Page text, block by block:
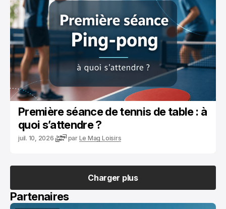
TENNIS DE TABLE
Première séance de tennis de table : à
quoi s’attendre ?
juil. 10, 2026 par Le Mag Loisirs
Charger plus
Charger plus
Partenaires